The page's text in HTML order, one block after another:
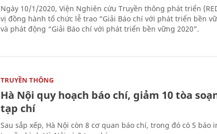
Ngày 10/1/2020, Viện Nghiên cứu Truyền thông phát triển
vị đồng hành tổ chức lễ trao “Giải Báo chí với phát triển bền
và phát động “Giải Báo chí với phát triển bền vững 2020”.
TRUYỀN THÔNG
Hà Nội quy hoạch báo chí, giảm 10 tòa
tạp chí
Sau sắp xếp, Hà Nội còn 8 cơ quan báo chí, trong đó có 5 báo